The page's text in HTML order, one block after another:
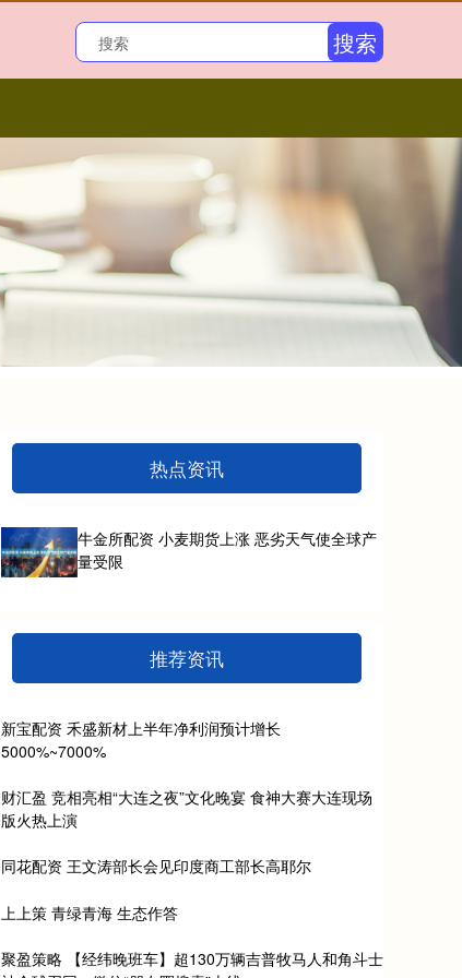
搜索
热点资讯
牛金所配资 小麦期货上涨 恶劣天气使全球产
量受限
推荐资讯
新宝配资 禾盛新材上半年净利润预计增长
5000%~7000%
财汇盈 竞相亮相“大连之夜”文化晚宴 食神大赛大连现场
版火热上演
同花配资 王文涛部长会见印度商工部长高耶尔
上上策 青绿青海 生态作答
聚盈策略 【经纬晚班车】超130万辆吉普牧马人和角斗士